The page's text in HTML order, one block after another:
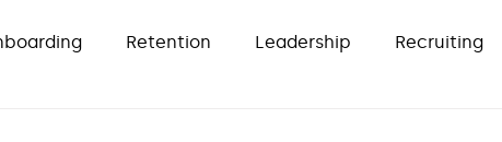
Retention Leadership Recruiting